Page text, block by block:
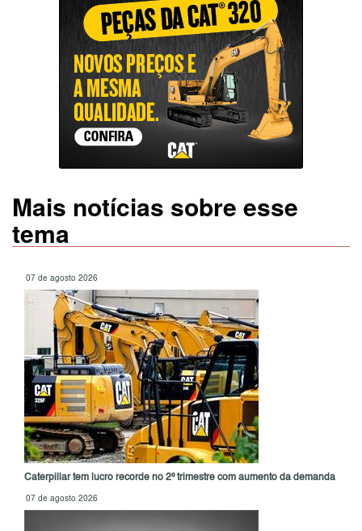
Mais notícias sobre esse
tema
07 de agosto 2026
Caterpillar tem lucro recorde no 2º trimestre com aumento da demanda
07 de agosto 2026